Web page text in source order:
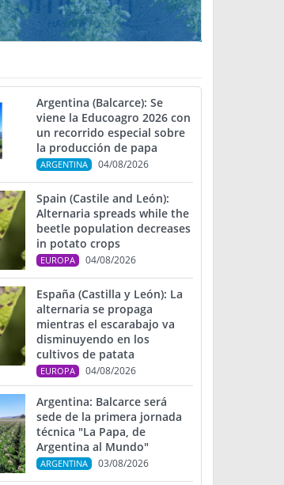
Argentina (Balcarce): Se
viene la Educoagro 2026 con
un recorrido especial sobre
la producción de papa
ARGENTINA 04/08/2026
Spain (Castile and León):
Alternaria spreads while the
beetle population decreases
in potato crops
EUROPA 04/08/2026
España (Castilla y León): La
alternaria se propaga
mientras el escarabajo va
disminuyendo en los
cultivos de patata
EUROPA 04/08/2026
Argentina: Balcarce será
sede de la primera jornada
técnica "La Papa, de
Argentina al Mundo"
ARGENTINA 03/08/2026